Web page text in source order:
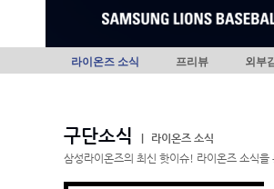
라이온즈 소식 프리뷰 외부
구단소식
라이온즈 소식
삼성라이온즈의 최신 핫이슈! 라이온즈 소식을